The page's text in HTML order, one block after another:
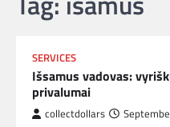
SERVICES
Išsamus vadovas:
privalumai
collectdollars